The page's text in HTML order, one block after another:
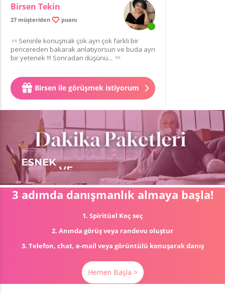
Birsen Tekin
27 müşteriden puanı
Seninle konuşmak çok ayrı çok farkli bir
pencereden bakarak anlatıyorsun ve buda ayrı
bir yetenek !!! Sonradan düşünü...
Birsen ile görüşmek istiyorum
3 adımda danışmanlık almaya başla!
1. Spiritüel Koç seç
2. Anında görüş veya randevu oluştur
3. Telefon, chat, e-mail veya görüntülü konuşarak danış
Hemen Başla >